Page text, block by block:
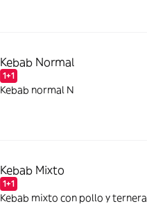
Kebab Normal
1+1
Kebab normal N
Kebab Mixto
1+1
Kebab mixto con pollo y ternera